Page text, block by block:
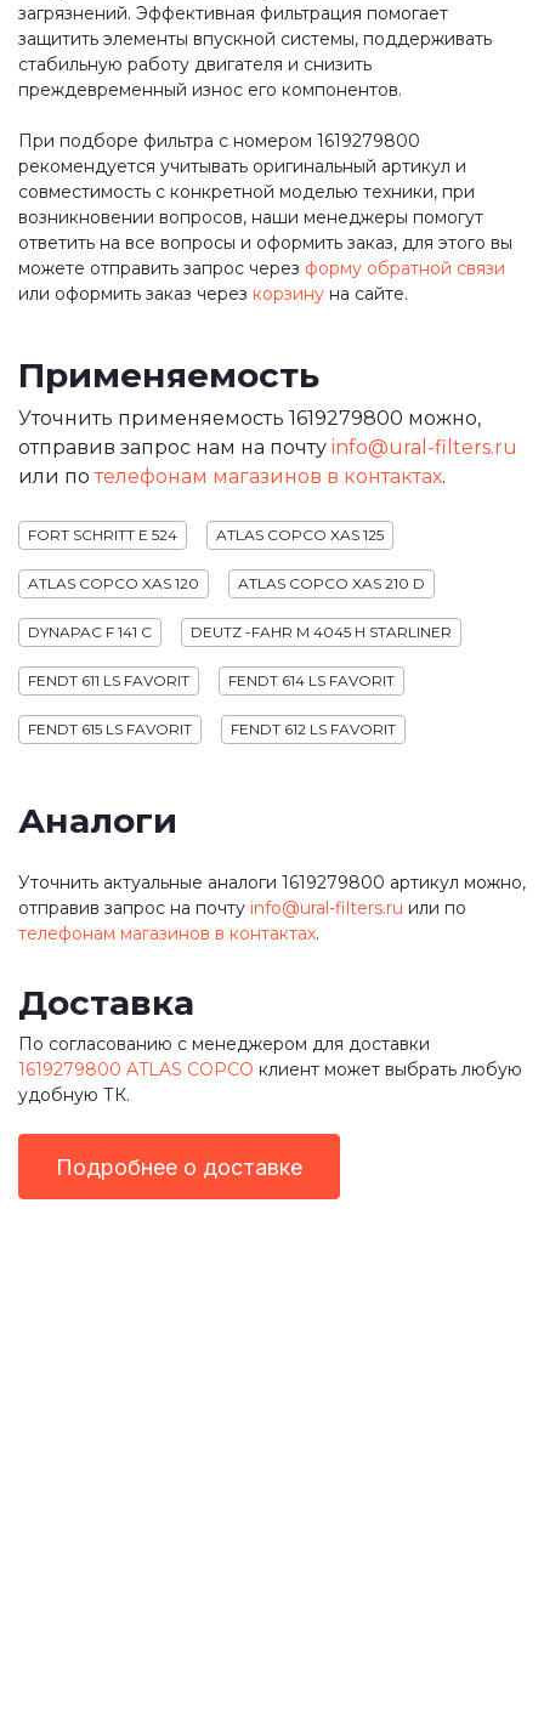
загрязнений. Эффективная фильтрация помогает
защитить элементы впускной системы, поддерживать
стабильную работу двигателя и снизить
преждевременный износ его компонентов.
При подборе фильтра с номером 1619279800
рекомендуется учитывать оригинальный артикул и
совместимость с конкретной моделью техники, при
возникновении вопросов, наши менеджеры помогут
ответить на все вопросы и оформить заказ, для этого вы
можете отправить запрос через форму обратной связи
или оформить заказ через корзину на сайте.
Применяемость
Уточнить применяемость 1619279800 можно,
отправив запрос нам на почту info@ural-filters.ru
или потелефонам магазинов в контактах.
FORT SCHRITT E 524 ATLAS COPCO XAS 125
ATLAS COPCO XAS 120 ATLAS COPCO XAS 210 D
DYNAPAC F 141 C DEUTZ -FAHR M 4045 H STARLINER
FENDT 611 LS FAVORIT FENDT 614 LS FAVORIT
FENDT 615 LS FAVORIT FENDT 612 LS FAVORIT
Аналоги
Уточнить актуальные аналоги 1619279800 артикул можно,
отправив запрос на почту info@ural-filters.ru или по
телефонам магазинов в контактах.
Доставка
По согласованию с менеджером для доставки
1619279800 ATLAS COPCO клиент может выбрать любую
удобную ТК.
Подробнее о доставке